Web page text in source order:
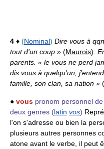
4 ♦ (Nominal) Dire vous à qqn.
tout d'un coup » (Maurois) .
parents. « le vous ne perd
dis vous à quelqu'un,
famille, son clan, sa nation » (
● vous pronom personnel
deux genres (latin vos)
l'on s'adresse ou bien la
plusieurs autres personnes
atone avant le verbe, il peut